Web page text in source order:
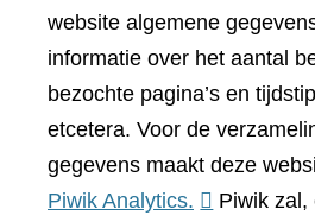
website algemene
informatie over het aantal
bezochte pagina’s en
etcetera. Voor de
gegevens maakt deze
Piwik Analytics. (verwijst
Piwik zal,